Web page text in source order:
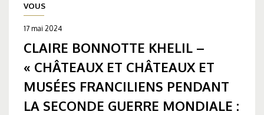
VOUS
17 mai 2024
CLAIRE BONNOTTE KHELIL –
« CHÂTEAUX ET CHÂTEAUX ET
MUSÉES FRANCILIENS PENDANT
LA SECONDE GUERRE MONDIALE :